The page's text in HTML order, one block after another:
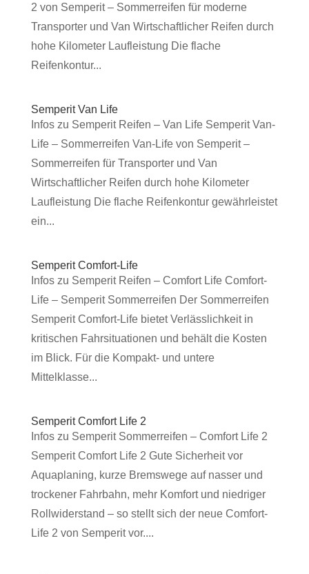
2 von Semperit – Sommerreifen für moderne
Transporter und Van Wirtschaftlicher Reifen durch
hohe Kilometer Laufleistung Die flache
Reifenkontur...
Semperit Van Life
Infos zu Semperit Reifen – Van Life Semperit Van-
Life – Sommerreifen Van-Life von Semperit –
Sommerreifen für Transporter und Van
Wirtschaftlicher Reifen durch hohe Kilometer
Laufleistung Die flache Reifenkontur gewährleistet
ein...
Semperit Comfort-Life
Infos zu Semperit Reifen – Comfort Life Comfort-
Life – Semperit Sommerreifen Der Sommerreifen
Semperit Comfort-Life bietet Verlässlichkeit in
kritischen Fahrsituationen und behält die Kosten
im Blick. Für die Kompakt- und untere
Mittelklasse...
Semperit Comfort Life 2
Infos zu Semperit Sommerreifen – Comfort Life 2
Semperit Comfort Life 2 Gute Sicherheit vor
Aquaplaning, kurze Bremswege auf nasser und
trockener Fahrbahn, mehr Komfort und niedriger
Rollwiderstand – so stellt sich der neue Comfort-
Life 2 von Semperit vor....